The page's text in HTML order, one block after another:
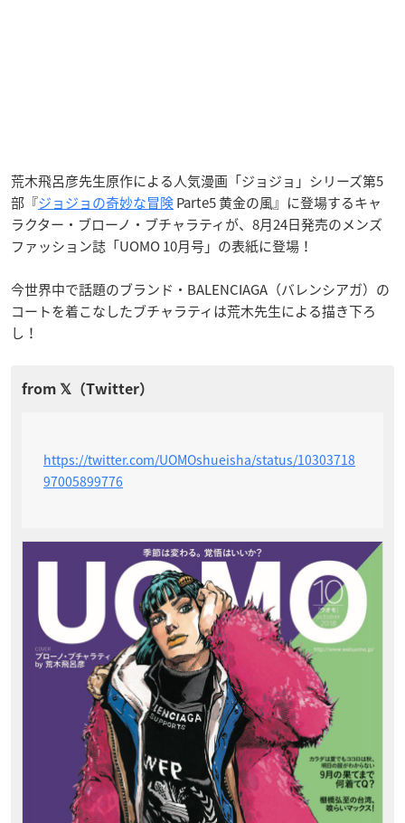
荒木飛呂彦先生原作による人気漫画「ジョジョ」シリーズ第5
部『ジョジョの奇妙な冒険Parte5 黄金の風』に登場するキャ
ラクター・ブローノ・ブチャラティが、8月24日発売のメンズ
ファッション誌「UOMO 10月号」の表紙に登場！
今世界中で話題のブランド・BALENCIAGA（バレンシアガ）の
コートを着こなしたブチャラティは荒木先生による描き下ろ
し！
https://twitter.com/UOMOshueisha/status/10303718
97005899776